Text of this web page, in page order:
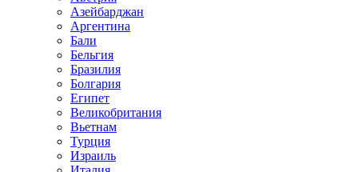
Азейбарджан
Аргентина
Бали
Бельгия
Бразилия
Болгария
Египет
Великобритания
Вьетнам
Турция
Израиль